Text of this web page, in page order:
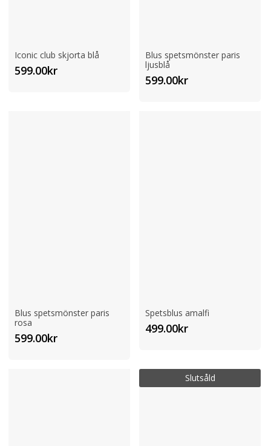
Iconic club skjorta blå
599.00kr
Blus spetsmönster paris
ljusblå
599.00kr
Blus spetsmönster paris
rosa
599.00kr
Spetsblus amalfi
499.00kr
Slutsåld